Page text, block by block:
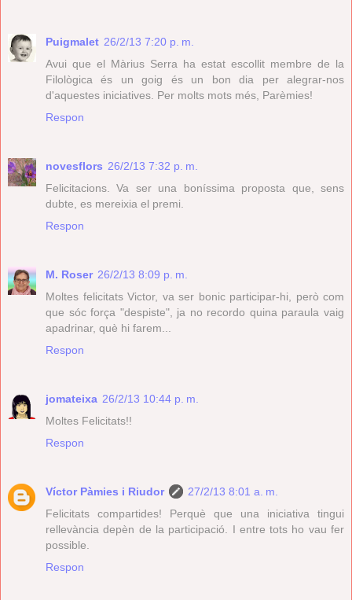
Puigmalet 26/2/13 7:20 p. m.
Avui que el Màrius Serra ha estat escollit membre de la
Filològica és un goig és un bon dia per alegrar-nos
d'aquestes iniciatives. Per molts mots més, Parèmies!
Respon
novesflors 26/2/13 7:32 p. m.
Felicitacions. Va ser una boníssima proposta que, sens
dubte, es mereixia el premi.
Respon
M. Roser 26/2/13 8:09 p. m.
Moltes felicitats Victor, va ser bonic participar-hi, però com
que sóc força "despiste", ja no recordo quina paraula vaig
apadrinar, què hi farem...
Respon
jomateixa 26/2/13 10:44 p. m.
Moltes Felicitats!!
Respon
Víctor Pàmies i Riudor
27/2/13 8:01 a. m.
Felicitats compartides! Perquè que una iniciativa tingui
rellevància depèn de la participació. I entre tots ho vau fer
possible.
Respon